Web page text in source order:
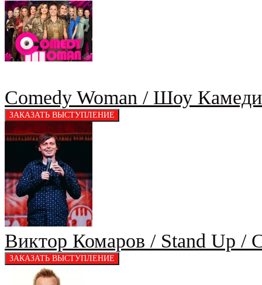
Comedy Woman / Шоу
Виктор Комаров / Stand Up /